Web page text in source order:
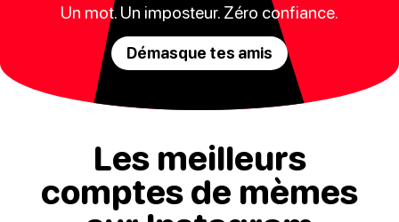
Un mot. Un imposteur. Zéro confiance.
Démasque tes amis
Les meilleurs
comptes de mèmes